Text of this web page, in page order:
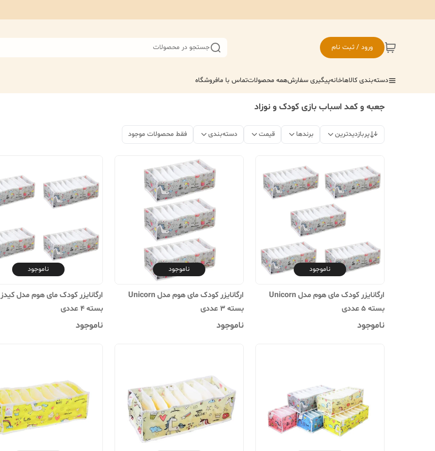
ورود / ثبت نام جستجو در محصولات
دسته‌بندی کالاهاخانهپیگیری سفارشهمه محصولاتتماس با مافروشگاه
جعبه و کمد اسباب بازی کودک و نوزاد
پربازدیدترین برندها قیمت دسته‌بندی فقط محصولات موجود
ناموجود
ارگانایزر کودک مای هوم مدل Unicorn
بسته 5 عددی
ناموجود
ناموجود
ارگانایزر کودک مای هوم مدل Unicorn
بسته 3 عددی
ناموجود
ناموجود
بسته 4 عددی
ناموجود